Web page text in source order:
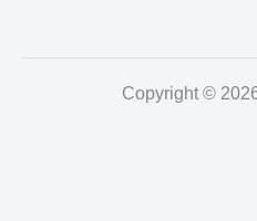
Copyright ©